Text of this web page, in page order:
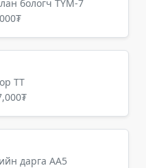
бологч ТҮМ-7
ТТ
дарга АА5